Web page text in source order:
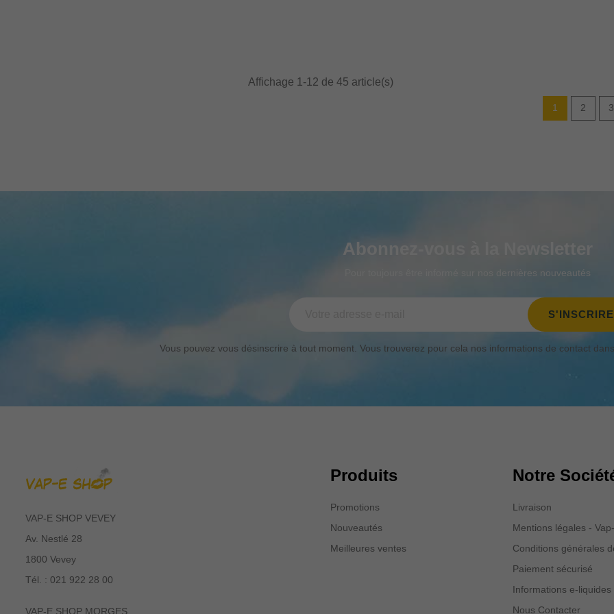
Affichage 1-12 de 45 article(s)
1 2 3
Abonnez-vous à la Newsletter
Pour toujours être informé sur nos dernières nouveautés
Vous pouvez vous désinscrire à tout moment. Vous trouverez pour cela nos informations de contact
VAP-E SHOP VEVEY
Av. Nestlé 28
1800 Vevey
Tél. : 021 922 28 00
VAP-E SHOP MORGES
Produits
Promotions
Nouveautés
Meilleures ventes
Notre
Livraison
Mentions légales -
Conditions générales
Paiement sécurisé
Informations e-liquides
Nous Contacter